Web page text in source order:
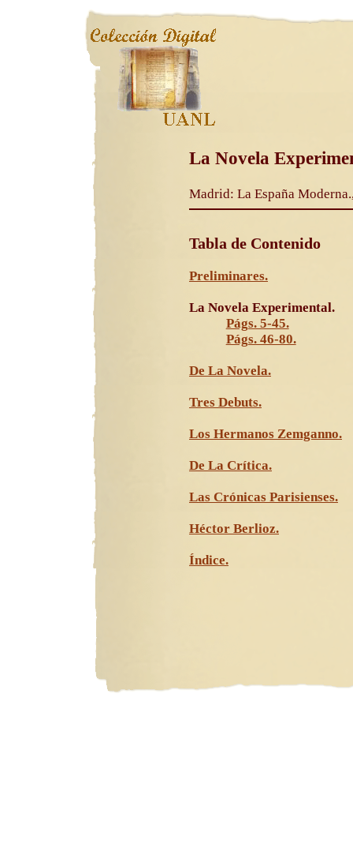
La Novela
Madrid: La España
Tabla de Contenido
Preliminares.
La Novela Experimental.
Págs. 5-45.
Págs. 46-80.
De La Novela.
Tres Debuts.
Los Hermanos Zemganno.
De La Crítica.
Las Crónicas Parisienses.
Héctor Berlioz.
Índice.